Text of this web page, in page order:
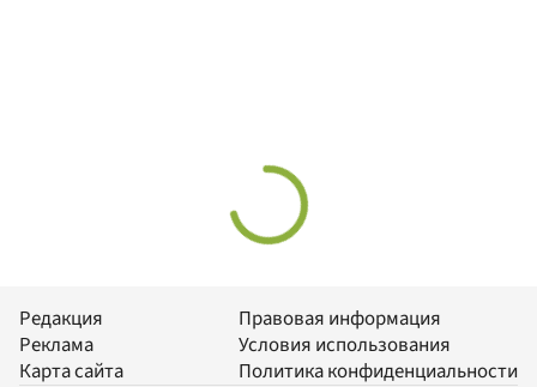
Редакция
Реклама
Карта сайта
Правовая информация
Условия использования
Политика конфиденциальности